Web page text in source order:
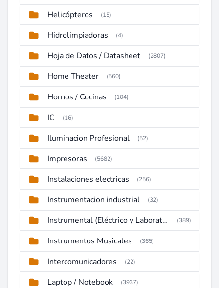
Helicópteros (15)
Hidrolimpiadoras (4)
Hoja de Datos / Datasheet (2807)
Home Theater (560)
Hornos / Cocinas (104)
IC (16)
Iluminacion Profesional (52)
Impresoras (5682)
Instalaciones electricas (256)
Instrumentacion industrial (32)
Instrumental (Eléctrico y Laboratorio) (389)
Instrumentos Musicales (365)
Intercomunicadores (22)
Laptop / Notebook (3937)